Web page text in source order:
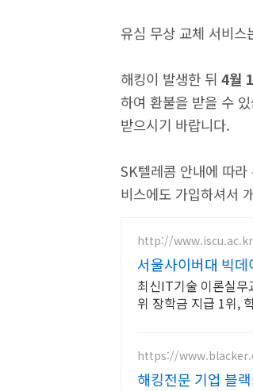
유심 무상 교체 서비
해킹이 발생한 뒤 4월
하여 환불을 받을 수
받으시기 바랍니다.
SK텔레콤 안내에 따
비스에도 가입하셔서
http://www.iscu.ac.kr
서울사이버대 빅
최신IT기술 이론실무
위 장학금 지급 1위,
https://
해킹전문 기업 블